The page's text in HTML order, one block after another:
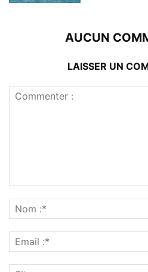
AUCUN
LAISSER UN